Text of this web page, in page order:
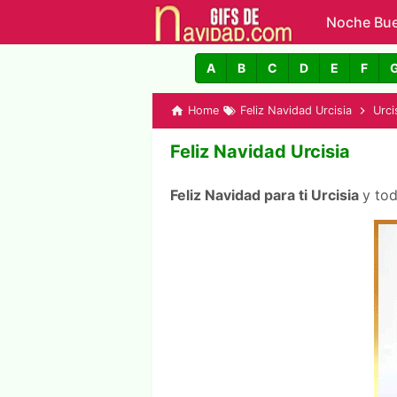
Noche
GIFs de
A B C D E F
Home Feliz Navidad Urcisia
Feliz Navidad Urcisia
Feliz Navidad para ti Urcisia y